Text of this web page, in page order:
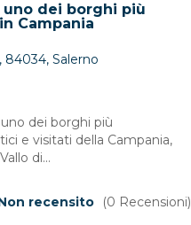
uno dei borghi più
Campania
84034, Salerno
dei borghi più
e visitati della Campania,
di...
recensito (0 Recensioni)